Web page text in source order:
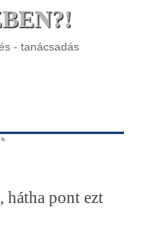
- tanácsadás
hátha pont ezt